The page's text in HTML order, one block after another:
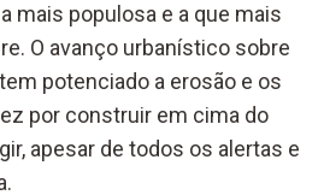
mais populosa e a que mais
O avanço urbanístico sobre
potenciado a erosão e os
por construir em cima do
apesar de todos os alertas e